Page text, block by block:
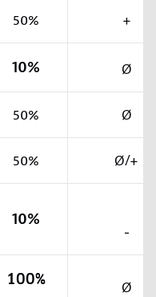
50% +
10% Ø
50% Ø
50% Ø/+
10%
-
100% Ø